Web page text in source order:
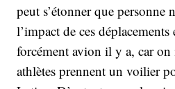
peut s’étonner que personne
l’impact de ces
forcément avion il y a, car
athlètes prennent un voilier